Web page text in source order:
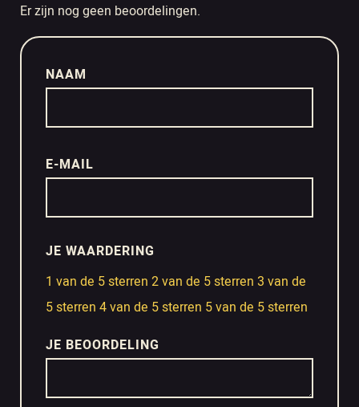
Er zijn nog geen beoordelingen.
JE WAARDERING
1 van de 5 sterren 2 van de 5 sterren 3 van de
5 sterren 4 van de 5 sterren 5 van de 5 sterren
JE BEOORDELING
NAAM
E-MAIL